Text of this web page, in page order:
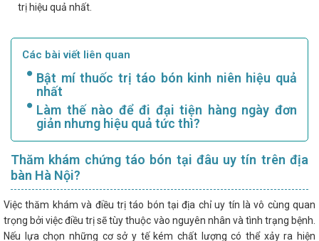
trị hiệu quả nhất.
Các bài viết liên quan
Bật mí thuốc trị táo bón kinh niên hiệu quả
nhất
Làm thế nào để đi đại tiện hàng ngày đơn
giản nhưng hiệu quả tức thì?
Thăm khám chứng táo bón tại đâu uy tín trên địa
bàn Hà Nội?
Việc thăm khám và điều trị táo bón tại địa chỉ uy tín là vô cùng quan
trọng bởi việc điều trị sẽ tùy thuộc vào nguyên nhân và tình trạng bệnh.
Nếu lựa chọn những cơ sở y tế kém chất lượng có thể xảy ra hiện